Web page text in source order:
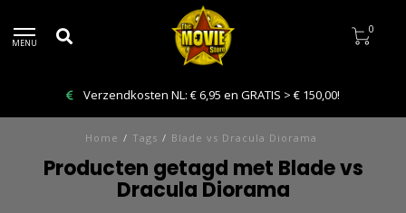
MENU
0
Verzendkosten NL: € 6,95 en GRATIS > € 150,00!
Home / Tags / Blade vs Dracula Diorama
Producten getagd met Blade vs
Dracula Diorama